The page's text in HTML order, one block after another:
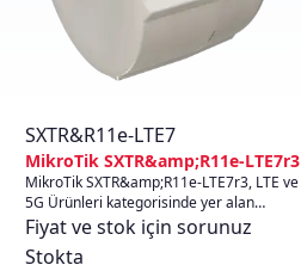
SXTR&R11e-LTE7
MikroTik SXTR&amp;R11e-LTE7r3
MikroTik SXTR&amp;R11e-LTE7r3, LTE ve
5G Ürünleri kategorisinde yer alan
profesyonel MikroTik Router çözümüdür.
Ether...
Fiyat ve stok için sorunuz
Stokta